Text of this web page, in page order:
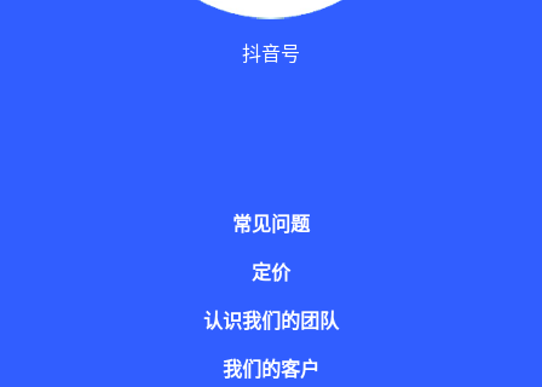
抖音号
常见问题
定价
认识我们的团队
我们的客户